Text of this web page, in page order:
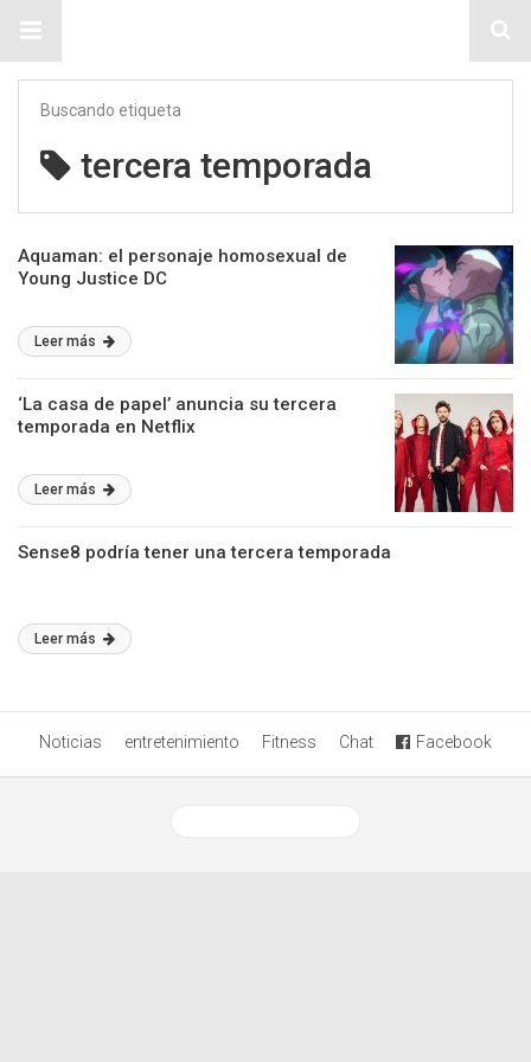
Buscando etiqueta
tercera temporada
Aquaman: el personaje homosexual de
Young Justice DC
Leer más
‘La casa de papel’ anuncia su tercera
temporada en Netflix
Leer más
Sense8 podría tener una tercera temporada
Leer más
Noticias entretenimiento Fitness Chat Facebook